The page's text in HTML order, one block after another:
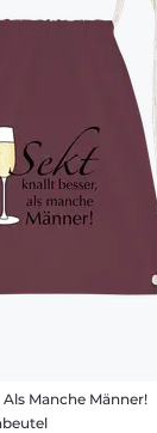
Manche Männer!